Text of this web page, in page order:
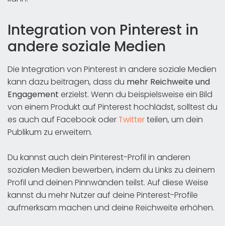
Integration von Pinterest in
andere soziale Medien
Die Integration von Pinterest in andere soziale Medien
kann dazu beitragen, dass du mehr Reichweite und
Engagement erzielst. Wenn du beispielsweise ein Bild
von einem Produkt auf Pinterest hochlädst, solltest du
es auch auf Facebook oderTwitterteilen, um dein
Publikum zu erweitern.
Du kannst auch dein Pinterest-Profil in anderen
sozialen Medien bewerben, indem du Links zu deinem
Profil und deinen Pinnwänden teilst. Auf diese Weise
kannst du mehr Nutzer auf deine Pinterest-Profile
aufmerksam machen und deine Reichweite erhöhen.